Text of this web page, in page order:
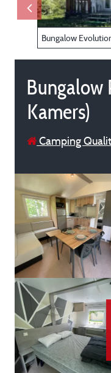
Bungalow
Kamers)
Camping